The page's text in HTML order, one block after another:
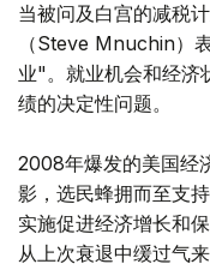
当被问及白宫的减税
（Steve Mnuchin）
业"。就业机会和经济
绩的决定性问题。
2008年爆发的美国经
影，选民蜂拥而至支
实施促进经济增长和
从上次衰退中缓过气